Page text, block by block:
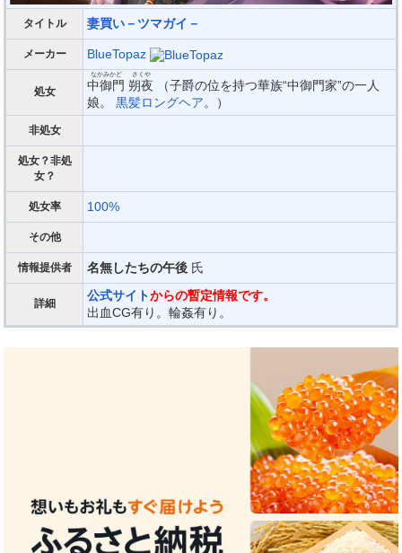
タイトル 妻買い－ツマガイ－
メーカー BlueTopaz
処女 中御門
なかみかど
朔夜
さくや
（子爵の位を持つ華族“中御門家”の一人
娘。 黒髪ロングヘア。）
非処女
処女？非処
女？
処女率 100%
その他
情報提供者 名無したちの午後 氏
詳細
公式サイトからの暫定情報です。
出血CG有り。輪姦有り。